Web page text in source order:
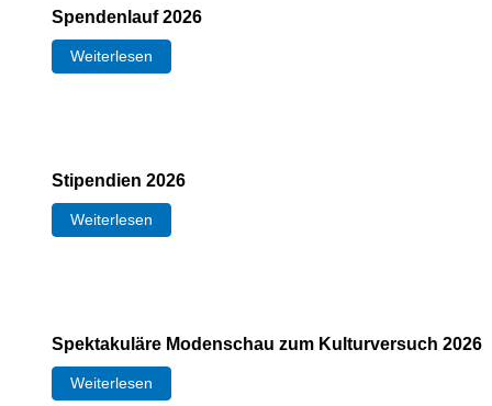
Spendenlauf 2026
Weiterlesen
Stipendien 2026
Weiterlesen
Spektakuläre Modenschau zum Kulturversuch 2026
Weiterlesen